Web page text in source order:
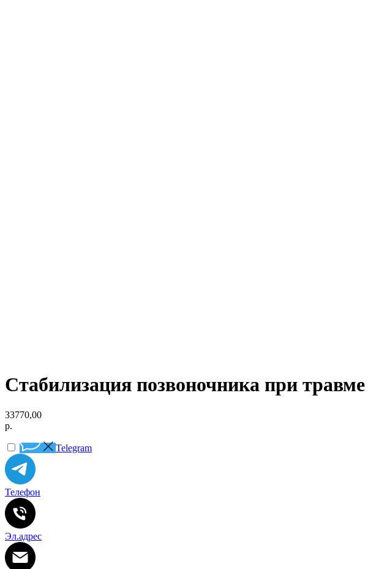
Стабилизация позвоночника при травме
33770,00
р.
Telegram
Телефон
Эл.адрес